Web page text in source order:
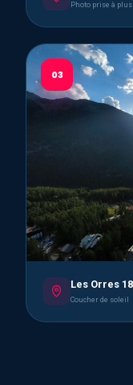
Photo prise à
03
Les Orres
Coucher de soleil